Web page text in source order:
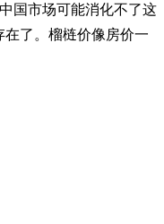
国市场可能消化不了这
了。榴梿价像房价一